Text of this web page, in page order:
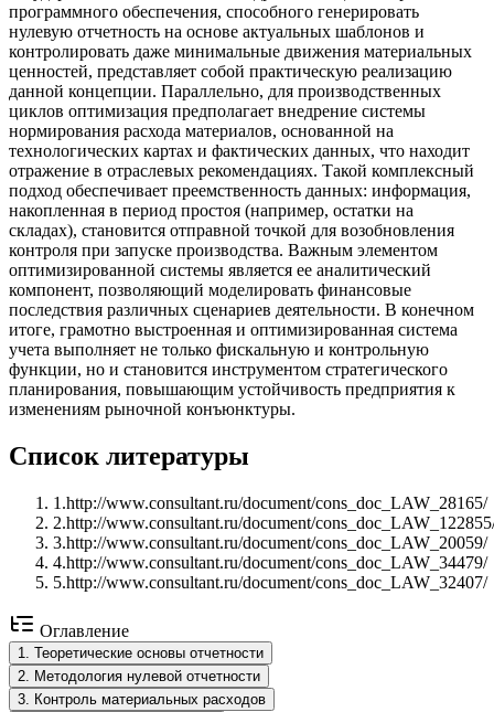
программного обеспечения, способного генерировать
нулевую отчетность на основе актуальных шаблонов и
контролировать даже минимальные движения материальных
ценностей, представляет собой практическую реализацию
данной концепции. Параллельно, для производственных
циклов оптимизация предполагает внедрение системы
нормирования расхода материалов, основанной на
технологических картах и фактических данных, что находит
отражение в отраслевых рекомендациях. Такой комплексный
подход обеспечивает преемственность данных: информация,
накопленная в период простоя (например, остатки на
складах), становится отправной точкой для возобновления
контроля при запуске производства. Важным элементом
оптимизированной системы является ее аналитический
компонент, позволяющий моделировать финансовые
последствия различных сценариев деятельности. В конечном
итоге, грамотно выстроенная и оптимизированная система
учета выполняет не только фискальную и контрольную
функции, но и становится инструментом стратегического
планирования, повышающим устойчивость предприятия к
изменениям рыночной конъюнктуры.
Список литературы
1 .http://www.consultant.ru/document/cons_doc_LAW_28165/
2.http://www.consultant.ru/document/
3.http://www.consultant.ru/document/cons_doc_LAW_20059/
4.http://www.consultant.ru/document/cons_doc_LAW_34479/
5.http://www.consultant.ru/document/cons_doc_LAW_32407/
Оглавление
1
Теоретические основы отчетности
2
Методология нулевой отчетности
3
Контроль материальных расходов